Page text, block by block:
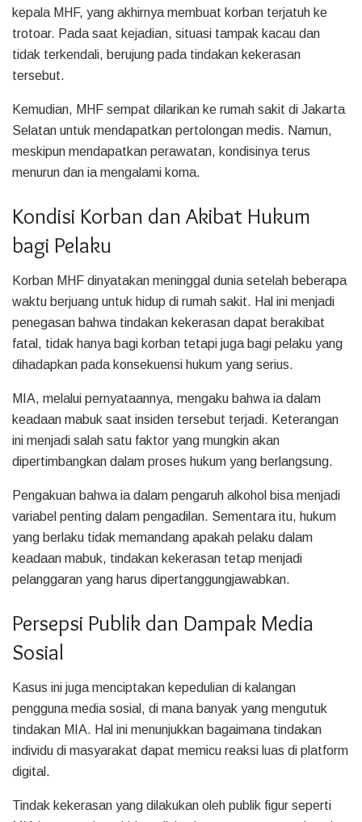
kepala MHF, yang akhirnya membuat korban terjatuh ke
trotoar. Pada saat kejadian, situasi tampak kacau dan
tidak terkendali, berujung pada tindakan kekerasan
tersebut.
Kemudian, MHF sempat dilarikan ke rumah sakit di Jakarta
Selatan untuk mendapatkan pertolongan medis. Namun,
meskipun mendapatkan perawatan, kondisinya terus
menurun dan ia mengalami koma.
Kondisi Korban dan Akibat Hukum
bagi Pelaku
Korban MHF dinyatakan meninggal dunia setelah beberapa
waktu berjuang untuk hidup di rumah sakit. Hal ini menjadi
penegasan bahwa tindakan kekerasan dapat berakibat
fatal, tidak hanya bagi korban tetapi juga bagi pelaku yang
dihadapkan pada konsekuensi hukum yang serius.
MIA, melalui pernyataannya, mengaku bahwa ia dalam
keadaan mabuk saat insiden tersebut terjadi. Keterangan
ini menjadi salah satu faktor yang mungkin akan
dipertimbangkan dalam proses hukum yang berlangsung.
Pengakuan bahwa ia dalam pengaruh alkohol bisa menjadi
variabel penting dalam pengadilan. Sementara itu, hukum
yang berlaku tidak memandang apakah pelaku dalam
keadaan mabuk, tindakan kekerasan tetap menjadi
pelanggaran yang harus dipertanggungjawabkan.
Persepsi Publik dan Dampak Media
Sosial
Kasus ini juga menciptakan kepedulian di kalangan
pengguna media sosial, di mana banyak yang mengutuk
tindakan MIA. Hal ini menunjukkan bagaimana tindakan
individu di masyarakat dapat memicu reaksi luas di platform
digital.
Tindak kekerasan yang dilakukan oleh publik figur seperti